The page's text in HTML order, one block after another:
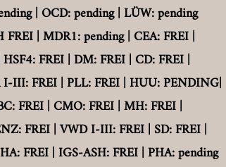
| OCD: pending | LÜW: pending
| MDR1: pending | CEA: FREI |
FREI |DM: FREI | CD: FREI |
III: FREI | PLL: FREI |HUU: PENDING|
FREI | CMO: FREI |MH: FREI |
FREI |VWD I-III: FREI |SD: FREI |
FREI |IGS-ASH: FREI | PHA: pending